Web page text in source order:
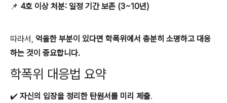
📌 4호 이상 처분: 일정 기간 보존 (3~10년)
따라서, 억울한 부분이 있다면 학폭위에서 충분히 소명하고 대응
하는 것이 중요합니다.
학폭위 대응법 요약
✔️ 자신의 입장을 정리한 탄원서를 미리 제출.